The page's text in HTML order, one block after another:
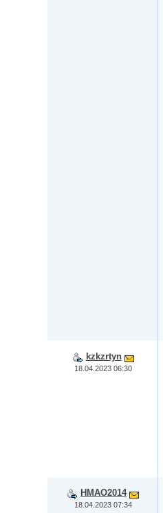
kzkzrtyn
18.04.2023 06:30
HMAO2014
18.04.2023 07:34